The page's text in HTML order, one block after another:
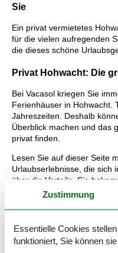
Sie
Ein privat vermietetes
für die vielen aufregenden
die dieses schöne
Privat Hohwacht: Die
Bei Vacasol kriegen Sie
Ferienhäuser in Hohwacht.
Jahreszeiten. Deshalb
Überblick machen und das
privat finden.
Lesen Sie auf dieser Seite
Urlaubserlebnisse, die sich
über die Vorteile, Sie
eines privat vermieteten
Tipps: Erlebnisse
Da sich der Ort direkt an
Holstein befindet, ist ein
Zustimmung
Essentielle Cookies
funktioniert, Sie können